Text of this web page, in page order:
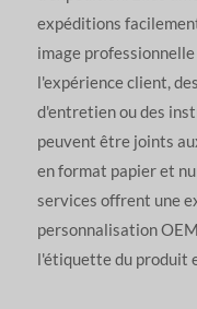
expéditions
image
l'expérience client,
d'entretien ou des
peuvent être joints
en format papier et
services offrent une
personnalisation
l'étiquette du produit